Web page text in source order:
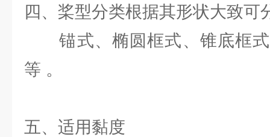
四、桨型分类根据其形状大致可
锚式、椭圆框式、锥底框式
等 。
五、适用黏度